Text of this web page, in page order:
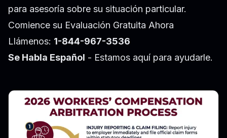
para asesoría sobre su situación particular.
Comience su Evaluación Gratuita Ahora
Llámenos: 1-844-967-3536
Se Habla Español - Estamos aquí para ayudarle.